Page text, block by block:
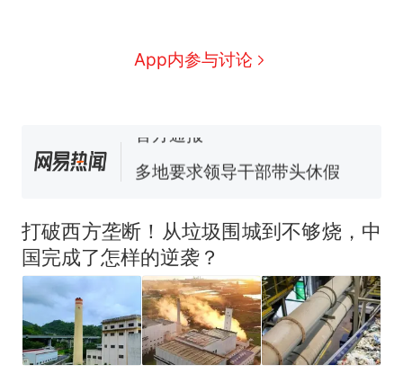
App内参与讨论
140多朵
美国渔民钓获鲨鱼徒手将其拽
多地要求领导干部带头休假
么？
打破西方垄断！从垃圾围城到不够烧，中
国完成了怎样的逆袭？